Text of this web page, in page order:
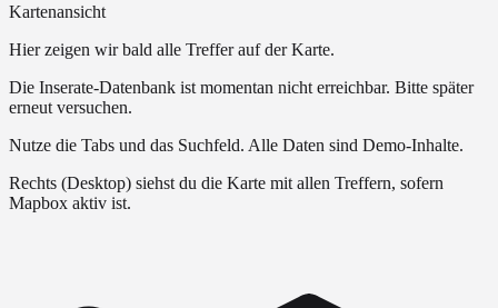
Kartenansicht
Hier zeigen wir bald alle Treffer auf der Karte.
Die Inserate-Datenbank ist momentan nicht erreichbar. Bitte später
erneut versuchen.
Nutze die Tabs und das Suchfeld. Alle Daten sind Demo-Inhalte.
Rechts (Desktop) siehst du die Karte mit allen Treffern, sofern
Mapbox aktiv ist.